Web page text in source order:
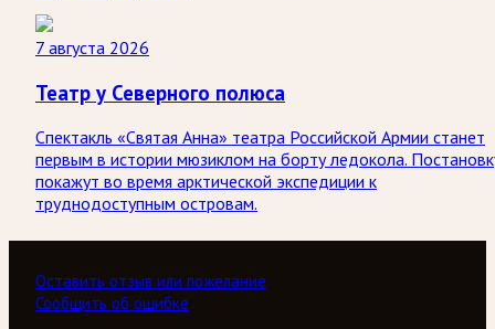
7 августа 2026
Театр у Северного полюса
Спектакль «Святая Анна» театра Российской Армии станет
первым в истории мюзиклом на борту ледокола.
покажут во время арктической экспедиции к
труднодоступным островам.
Оставить отзыв или пожелание
Сообщить об ошибке